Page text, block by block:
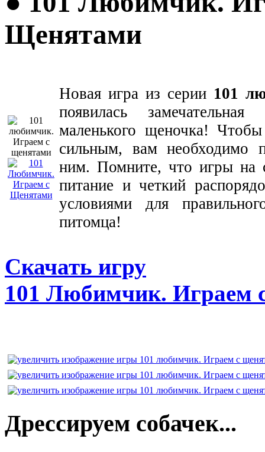
Щенятами
Новая игра из серии 101
появилась
маленького щеночка!
сильным, вам необходимо
ним. Помните, что игры на
питание и четкий
условиями для
питомца!
Скачать игру
101 Любимчик. Играем
Дрессируем собачек...